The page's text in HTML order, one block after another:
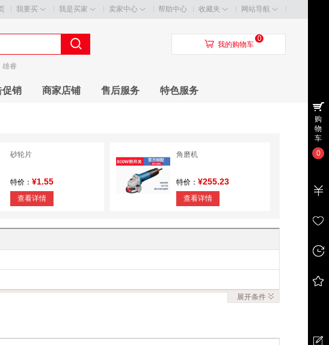
我要买 我是买家 卖家中心 帮助中心 收藏夹 网站导航
雄睿
󰃦 我的购物车
0
促销 商家店铺 售后服务 特色服务
砂轮片
特价： ¥1.55
查看详情
角磨机
特价： ¥255.23
查看详情
展开条件
购
物
车
0